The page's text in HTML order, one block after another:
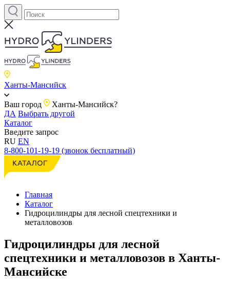
Ханты-Мансийск
Ваш город
Ханты-Мансийск?
ДА Выбрать другой
Каталог
Введите запрос
RU EN
8-800-101-19-19 (звонок бесплатный)
Главная
Каталог
Гидроцилиндры для лесной спецтехники и
металловозов
Гидроцилиндры для лесной
спецтехники и металловозов в Ханты-
Мансийске